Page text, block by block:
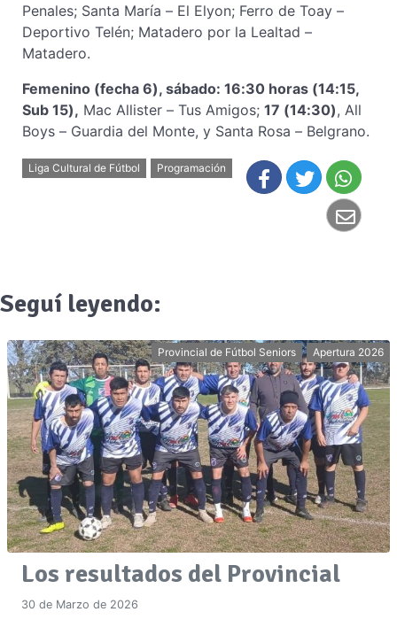
Penales; Santa María – El Elyon; Ferro de Toay –
Deportivo Telén; Matadero por la Lealtad –
Matadero.
Femenino (fecha 6), sábado: 16:30 horas (14:15,
Sub 15), Mac Allister – Tus Amigos; 17 (14:30), All
Boys – Guardia del Monte, y Santa Rosa – Belgrano.
Liga Cultural de Fútbol Programación
Seguí leyendo:
Provincial de Fútbol Seniors Apertura 2026
Los resultados del Provincial
30 de Marzo de 2026